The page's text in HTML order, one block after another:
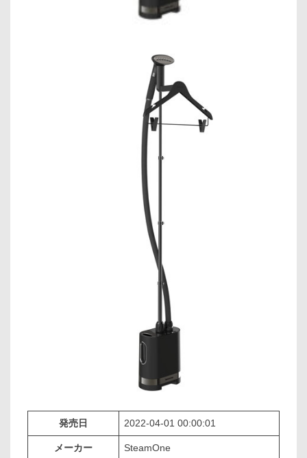
発売日 2022-04-01 00:00:01
メーカー SteamOne